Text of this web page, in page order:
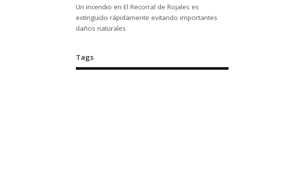
Un incendio en El Recorral de Rojales es
extinguido rápidamente evitando importantes
daños naturales
Tags